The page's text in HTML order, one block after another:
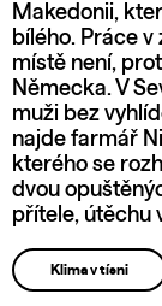
Makedonii,
bílého. Práce
místě není,
Německa. V
muži bez
najde farmář
kterého se
dvou
přítele, útěchu
Klima v tísni